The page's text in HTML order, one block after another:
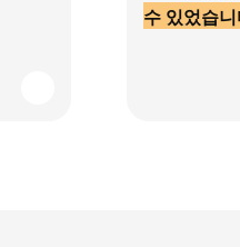
수 있었습